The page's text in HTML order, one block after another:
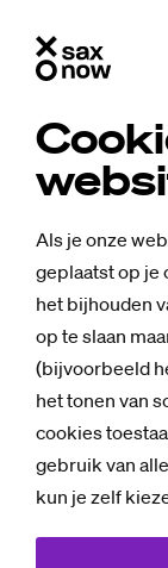
Als je onze
geplaatst op je
het bijhouden
op te slaan
(bijvoorbeeld
het tonen van
cookies
gebruik van
kun je zelf